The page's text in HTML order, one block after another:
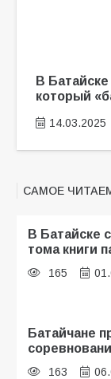
В
который
14.03.2025
САМОЕ
В Батайске
тома книги
165
Батайчане
163